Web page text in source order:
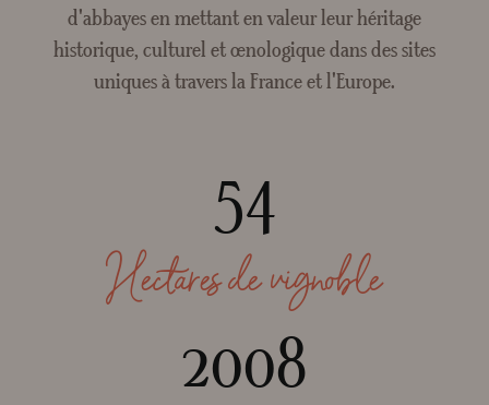
d'abbayes en mettant en valeur leur héritage
historique, culturel et œnologique dans des sites
uniques à travers la France et l'Europe.
54
Hectares de vignoble
2008